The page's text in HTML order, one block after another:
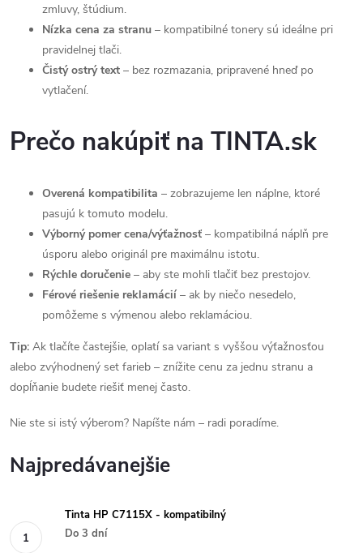
zmluvy, štúdium.
Nízka cena za stranu – kompatibilné tonery sú ideálne pri
pravidelnej tlači.
Čistý ostrý text – bez rozmazania, pripravené hneď po
vytlačení.
Prečo nakúpiť na TINTA.sk
Overená kompatibilita – zobrazujeme len náplne, ktoré
pasujú k tomuto modelu.
Výborný pomer cena/výťažnosť – kompatibilná náplň pre
úsporu alebo originál pre maximálnu istotu.
Rýchle doručenie – aby ste mohli tlačiť bez prestojov.
Férové riešenie reklamácií – ak by niečo nesedelo,
pomôžeme s výmenou alebo reklamáciou.
Tip: Ak tlačíte častejšie, oplatí sa variant s vyššou výťažnosťou
alebo zvýhodnený set farieb – znížite cenu za jednu stranu a
dopĺňanie budete riešiť menej často.
Nie ste si istý výberom? Napíšte nám – radi poradíme.
Najpredávanejšie
Tinta HP C7115X - kompatibilný
Do 3 dní